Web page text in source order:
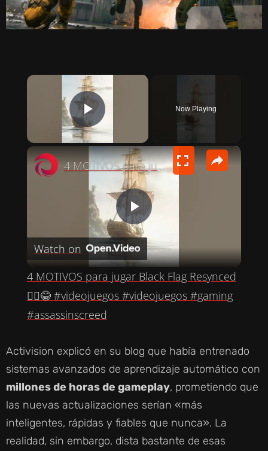
×
PLAY VIDEO
Now Playing
×
P
L
A
V
I
D
4 MOTIVOS para jugar Black Flag Resynced 🏴‍☠️😂 #videojuegos #videojuegos #gaming #assassinscreed
Watch on
4 MOTIVOS para jugar Black Flag Resynced
🏴‍☠️😂 #videojuegos #videojuegos #gaming
#assassinscreed
Activision explicó en su blog que había entrenado
sistemas avanzados de aprendizaje automático con
millones de horas de gameplay, prometiendo que
las nuevas actualizaciones serían «más
inteligentes, rápidas y fiables que nunca». La
realidad, sin embargo, dista bastante de esas